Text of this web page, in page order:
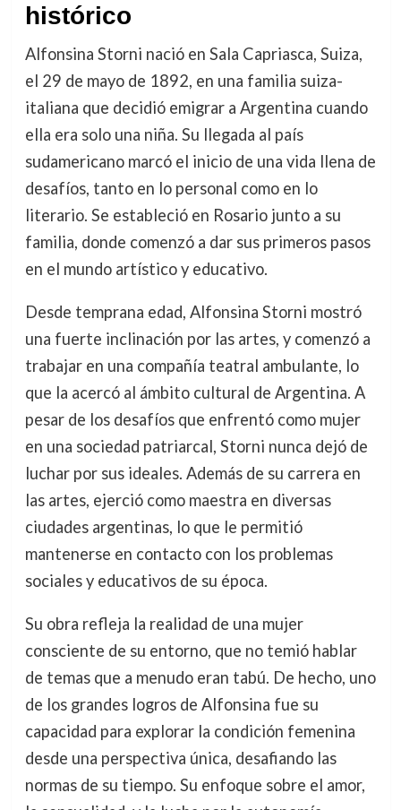
histórico
Alfonsina Storni nació en Sala Capriasca, Suiza,
el 29 de mayo de 1892, en una familia suiza-
italiana que decidió emigrar a Argentina cuando
ella era solo una niña. Su llegada al país
sudamericano marcó el inicio de una vida llena de
desafíos, tanto en lo personal como en lo
literario. Se estableció en Rosario junto a su
familia, donde comenzó a dar sus primeros pasos
en el mundo artístico y educativo.
Desde temprana edad, Alfonsina Storni mostró
una fuerte inclinación por las artes, y comenzó a
trabajar en una compañía teatral ambulante, lo
que la acercó al ámbito cultural de Argentina. A
pesar de los desafíos que enfrentó como mujer
en una sociedad patriarcal, Storni nunca dejó de
luchar por sus ideales. Además de su carrera en
las artes, ejerció como maestra en diversas
ciudades argentinas, lo que le permitió
mantenerse en contacto con los problemas
sociales y educativos de su época.
Su obra refleja la realidad de una mujer
consciente de su entorno, que no temió hablar
de temas que a menudo eran tabú. De hecho, uno
de los grandes logros de Alfonsina fue su
capacidad para explorar la condición femenina
desde una perspectiva única, desafiando las
normas de su tiempo. Su enfoque sobre el amor,